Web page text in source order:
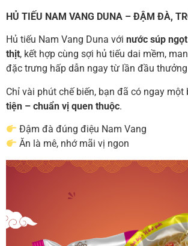
HỦ TIẾU NAM VANG DUNA – ĐẬM ĐÀ,
Hủ tiếu Nam Vang Duna với nước súp
thịt, kết hợp cùng sợi hủ tiếu dai mềm,
đặc trưng hấp dẫn ngay từ lần đầu
Chỉ vài phút chế biến, bạn đã có ngay một
tiện – chuẩn vị quen thuộc.
Đậm đà đúng điệu Nam Vang
Ăn là mê, nhớ mãi vị ngon